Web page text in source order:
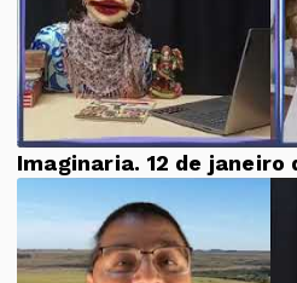
Imaginaria. 12 de janeiro